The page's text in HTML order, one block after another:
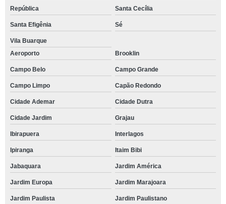
República Santa Cecília
Santa Efigênia Sé
Vila Buarque
Aeroporto
Brooklin
Campo Belo Campo Grande
Campo Limpo Capão Redondo
Cidade Ademar Cidade Dutra
Cidade Jardim Grajau
Ibirapuera Interlagos
Ipiranga Itaim Bibi
Jabaquara Jardim América
Jardim Europa Jardim Marajoara
Jardim Paulista Jardim Paulistano